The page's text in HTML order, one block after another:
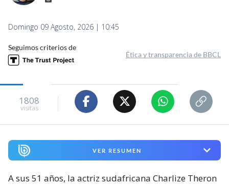
Domingo 09 Agosto, 2026 | 10:45
Seguimos criterios de
Ética y transparencia de BBCL
1808
visitas
VER RESUMEN
A sus 51 años, la actriz sudafricana Charlize Theron